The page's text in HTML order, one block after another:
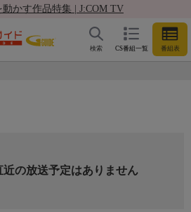
動かす作品特集 | J:COM TV
CS番組一覧 番組表
検索
近の放送予定はありません